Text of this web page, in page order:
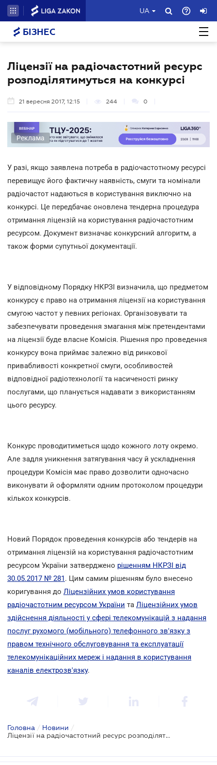
UA
БІЗНЕС
Ліцензії на радіочастотний ресурс
розподілятимуться на конкурсі
21 вересня 2017, 12:15 244 0
Реклама
У разі, якщо заявлена потреба в радіочастотному ресурсі
перевищує його фактичну наявність, смуги та номінали
радіочастот надаються в користування виключно на
конкурсі. Це передбачає оновлена тендерна процедура
отримання ліцензій на користування радіочастотним
ресурсом. Документ визначає конкурсний алгоритм, а
також форми супутньої документації.
У відповідному Порядку НКРЗІ визначила, що предметом
конкурсу є право на отримання ліцензії на користування
смугою частот у певних регіонах. Організовувати та
забезпечувати проведення змагання між претендентами
на ліцензії буде власне Комісія. Рішення про проведення
конкурсу вона приймає залежно від ринкової
привабливості конкретної смуги, особливостей
відповідної радіотехнології та насиченості ринку
послугами, що планується надавати з використанням
цього ресурсу.
Конкурс проводитиметься щодо кожного лоту окремо.
Але задля уникнення затягування часу й ускладнення
процедури Комісія має право дозволити одночасно
виконувати й оформляти одним протоколом процедури
кількох конкурсів.
Новий Порядок проведення конкурсів або тендерів на
отримання ліцензій на користування радіочастотним
ресурсом України затверджено рішенням НКРЗІ від
30.05.2017 № 281. Цим самим рішенням було внесено
коригування до Ліцензійних умов користування
радіочастотним ресурсом України та Ліцензійних умов
здійснення діяльності у сфері телекомунікацій з надання
послуг рухомого (мобільного) телефонного зв'язку з
правом технічного обслуговування та експлуатації
телекомунікаційних мереж і надання в користування
каналів електрозв'язку.
Головна / Новини /
Ліцензії на радіочастотний ресурс розподілятимуться на конкурсі